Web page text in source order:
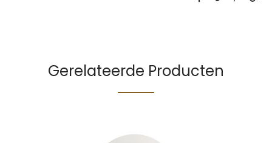
Gerelateerde Producten